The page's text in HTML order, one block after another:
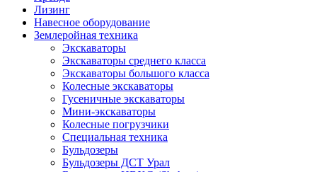
Лизинг
Навесное оборудование
Землеройная техника
Экскаваторы
Экскаваторы среднего класса
Экскаваторы большого класса
Колесные экскаваторы
Гусеничные экскаваторы
Мини-экскаваторы
Колесные погрузчики
Специальная техника
Бульдозеры
Бульдозеры ДСТ Урал